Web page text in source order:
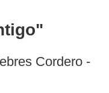
Cordero -